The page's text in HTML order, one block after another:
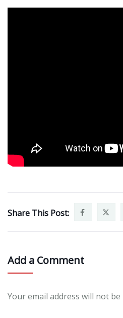
Share This Post:
Add a Comment
Your email address will not be